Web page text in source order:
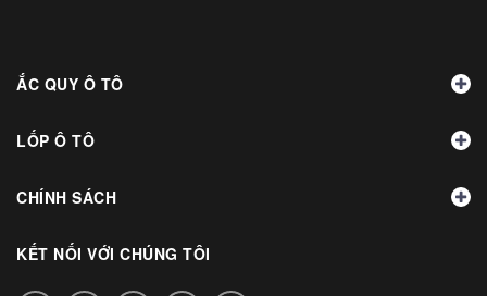
ẮC QUY Ô TÔ
LỐP Ô TÔ
CHÍNH SÁCH
KẾT NỐI VỚI CHÚNG TÔI